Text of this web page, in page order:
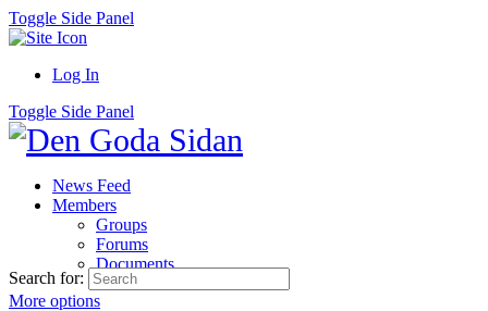
Toggle Side Panel
Log In
Toggle Side Panel
News Feed
Members
Groups
Forums
Documents
More options
Search for: